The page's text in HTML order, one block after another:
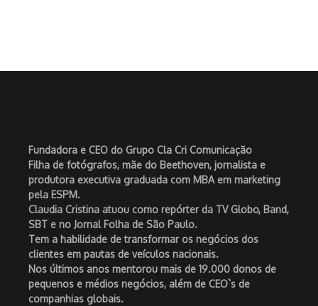
Fundadora e CEO do Grupo Cla Cri Comunicação
Filha de fotógrafos, mãe do Beethoven, jornalista e
produtora executiva graduada com MBA em marketing
pela ESPM.
Claudia Cristina atuou como repórter da TV Globo, Band,
SBT e no Jornal Folha de São Paulo.
Tem a habilidade de transformar os negócios dos
clientes em pautas de veículos nacionais.
Nos últimos anos mentorou mais de 19.000 donos de
pequenos e médios negócios, além de CEO`s de
companhias globais.